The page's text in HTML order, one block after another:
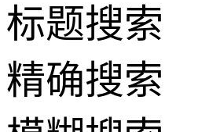
标题搜索
精确搜索